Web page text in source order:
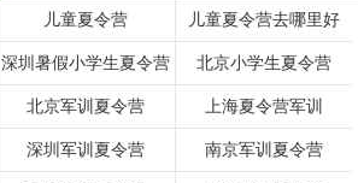
儿童夏令营 儿童夏令营去哪里好
深圳暑假小学生夏令营 北京小学生夏令营
北京军训夏令营 上海夏令营军训
深圳军训夏令营 南京军训夏令营